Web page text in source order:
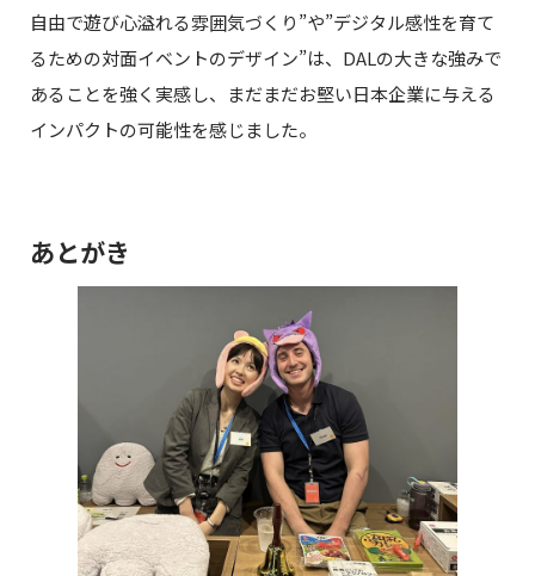
自由で遊び心溢れる雰囲気づくり”や”デジタル感性を育て
るための対面イベントのデザイン”は、DALの大きな強みで
あることを強く実感し、まだまだお堅い日本企業に与える
インパクトの可能性を感じました。
あとがき